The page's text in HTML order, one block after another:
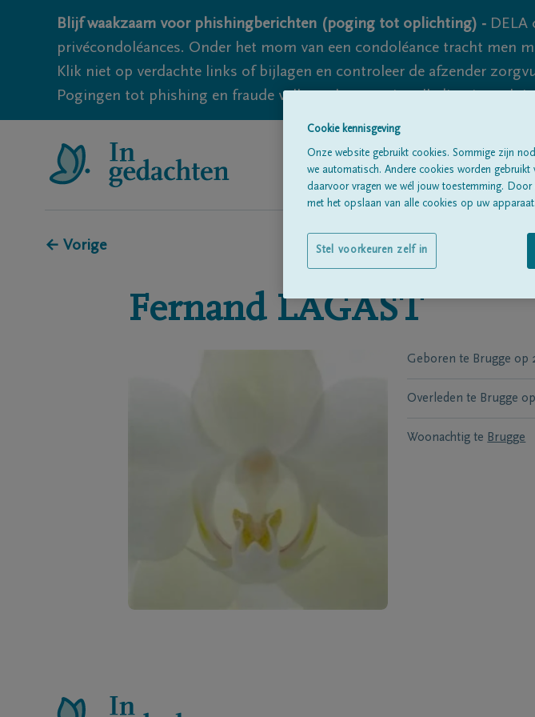
Blijf waakzaam voor phishingberichten (poging tot oplichting) - DELA
privécondoléances. Onder het mom van een condoléance tracht men
Klik niet op verdachte links of bijlagen en controleer de afzender
Pogingen tot phishing en fraude vallen echter nooit volledig uit te
← Vorige
Fernand LAGAST
Geboren te Brugge op
Overleden te Brugge op
Woonachtig te Brugge
Cookie kennisgeving
Onze website gebruikt cookies. Sommige zijn
we automatisch. Andere cookies worden
daarvoor vragen we wél jouw toestemming.
met het opslaan van alle cookies op uw
Stel voorkeuren zelf in